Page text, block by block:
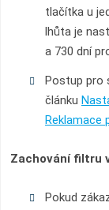
tlačítka u
lhůta je
a 730 dní
Postup pro
článku
Reklamace
Zachování filtru
Pokud